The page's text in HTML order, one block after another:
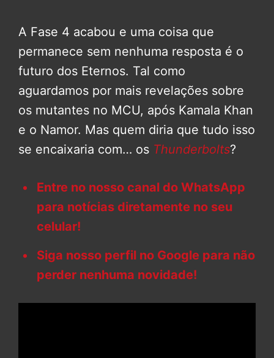
A Fase 4 acabou e uma coisa que
permanece sem nenhuma resposta é o
futuro dos Eternos. Tal como
aguardamos por mais revelações sobre
os mutantes no MCU, após Kamala Khan
e o Namor. Mas quem diria que tudo isso
se encaixaria com… os Thunderbolts?
Entre no nosso canal do WhatsApp
para notícias diretamente no seu
celular!
Siga nosso perfil no Google para não
perder nenhuma novidade!